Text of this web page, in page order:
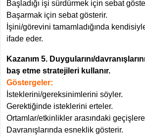
Başladığı işi sürdürmek için sebat
Başarmak için sebat gösterir.
İşini/görevini tamamladığında
ifade eder.
Kazanım 5. Duygularını/
baş etme stratejileri kullanır.
Göstergeler:
İsteklerini/gereksinimlerini söyler.
Gerektiğinde isteklerini erteler.
Ortamlar/etkinlikler arasındaki
Davranışlarında esneklik gösterir.